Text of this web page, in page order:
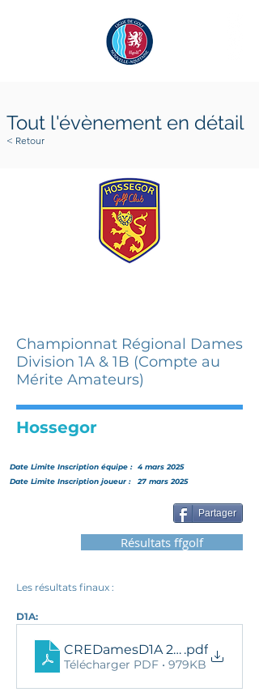
Championnat Régional Dames
Division 1A & 1B (Compte au
Mérite Amateurs)
Hossegor
Date Limite Inscription équipe : 4 mars 2025
Date Limite Inscription joueur :
27 mars 2025
Partager
Résultats ffgolf
Les résultats finaux :
D1A:
CREDamesD1A 2025-Final
.pdf
Télécharger PDF • 979KB
Tout l'évènement en détail
< Retour